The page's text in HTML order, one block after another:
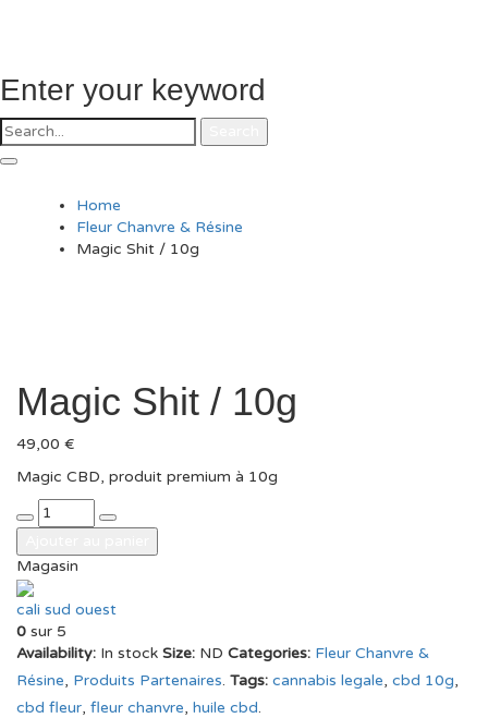
Enter your keyword
Home
Fleur Chanvre & Résine
Magic Shit / 10g
Magic Shit / 10g
49,00 €
Magic CBD, produit premium à 10g
quantité
de
Magic
Shit
/
10g
Magasin
cali sud ouest
0 sur 5
Availability: In stock Size: ND Categories: Fleur Chanvre &
Résine, Produits Partenaires. Tags: cannabis legale, cbd 10g,
cbd fleur, fleur chanvre, huile cbd.